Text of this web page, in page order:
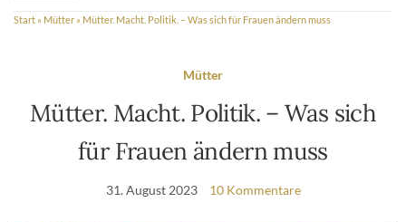
Start » Mütter » Mütter. Macht. Politik. – Was sich für Frauen ändern muss
Mütter
Mütter. Macht. Politik. – Was sich
für Frauen ändern muss
31. August 2023 10 Kommentare